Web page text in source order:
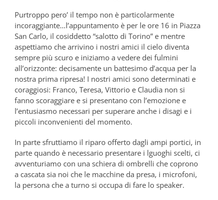
Purtroppo pero’ il tempo non è particolarmente
incoraggiante…l’appuntamento è per le ore 16 in Piazza
San Carlo, il cosiddetto “salotto di Torino” e mentre
aspettiamo che arrivino i nostri amici il cielo diventa
sempre più scuro e iniziamo a vedere dei fulmini
all’orizzonte: decisamente un battesimo d’acqua per la
nostra prima ripresa! I nostri amici sono determinati e
coraggiosi: Franco, Teresa, Vittorio e Claudia non si
fanno scoraggiare e si presentano con l’emozione e
l’entusiasmo necessari per superare anche i disagi e i
piccoli inconvenienti del momento.
In parte sfruttiamo il riparo offerto dagli ampi portici, in
parte quando è necessario presentare i lguoghi scelti, ci
avventuriamo con una schiera di ombrelli che coprono
a cascata sia noi che le macchine da presa, i microfoni,
la persona che a turno si occupa di fare lo speaker.